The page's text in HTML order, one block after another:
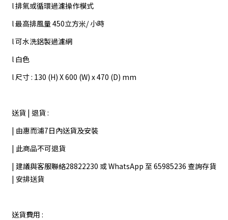
l 排氣或循環過濾操作模式
l 最高排風量 450立方米/ 小時
l 可水洗鋁製過濾網
l 白色
l 尺寸 : 130 (H) X 600 (W) x 470 (D) mm
送貨 | 退貨 :
| 由惠而浦7日內送貨及安裝
| 此商品不可退貨
| 建議與客服聯絡28822230 或 WhatsApp 至 65985236 查詢存貨
| 安排送貨
送貨費用 :